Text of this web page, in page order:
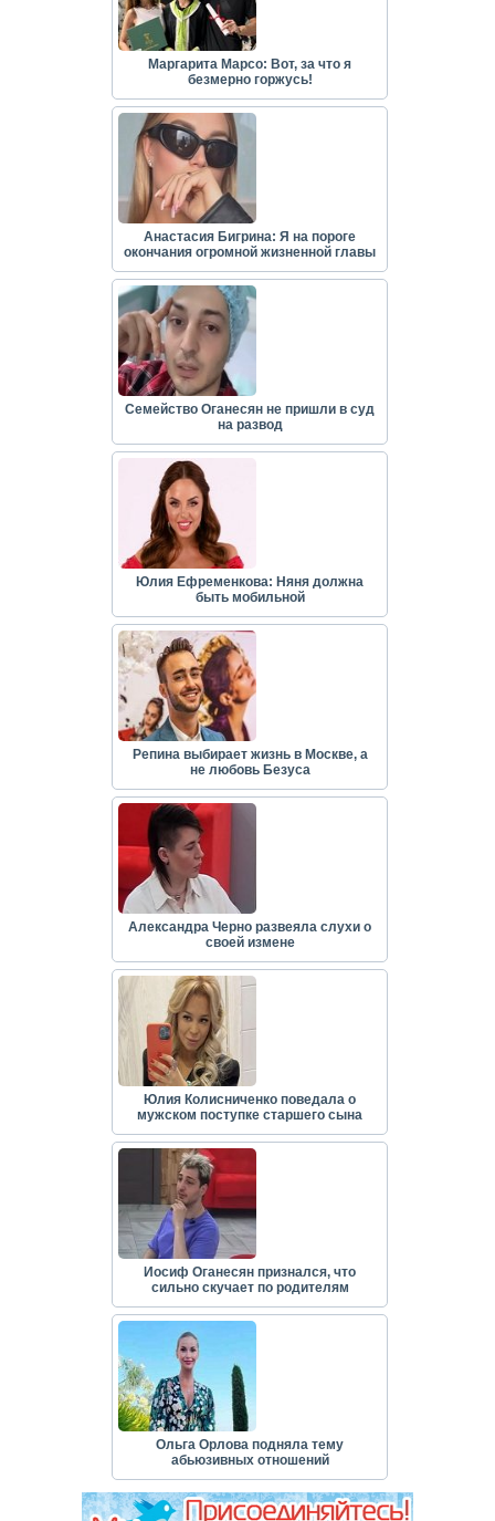
Маргарита Марсо: Вот, за что я
безмерно горжусь!
Анастасия Бигрина: Я на пороге
окончания огромной жизненной главы
Семейство Оганесян не пришли в суд
на развод
Юлия Ефременкова: Няня должна
быть мобильной
Репина выбирает жизнь в Москве, а
не любовь Безуса
Александра Черно развеяла слухи о
своей измене
Юлия Колисниченко поведала о
мужском поступке старшего сына
Иосиф Оганесян признался, что
сильно скучает по родителям
Ольга Орлова подняла тему
абьюзивных отношений